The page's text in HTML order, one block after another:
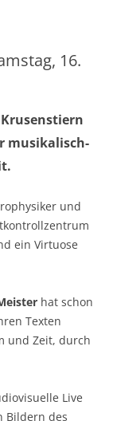
16.
musikalisch-
und
ein Virtuose
hat schon
Texten
und Zeit, durch
Live
Bildern des